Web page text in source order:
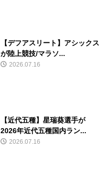
​【デフアスリート】アシックス
が陸上競技/マラソ...
2026.07.16
【近代五種】星瑞葵選手が
2026年近代五種国内ラン...
2026.07.16